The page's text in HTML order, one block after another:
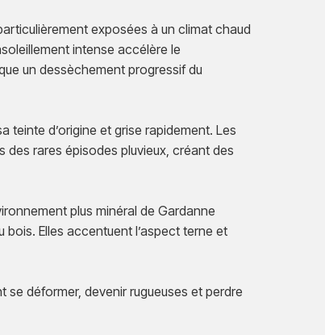
exposées à un climat chaud
intense accélère le
un dessèchement progressif du
teinte d’origine et grise rapidement. Les
rares épisodes pluvieux, créant des
plus minéral de Gardanne
bois. Elles accentuent l’aspect terne et
se déformer, devenir rugueuses et perdre